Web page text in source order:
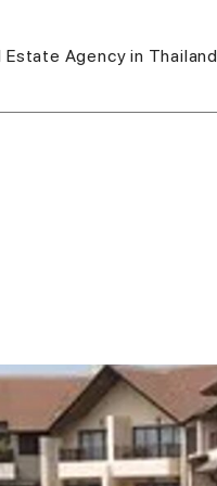
Estate Agency in Thailand